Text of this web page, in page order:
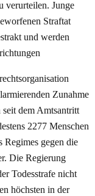
verurteilen. Junge
Straftat
und werden
Zunahme
dem Amtsantritt
2277 Menschen
Regimes gegen die
Die Regierung
Todesstrafe nicht
höchsten in der